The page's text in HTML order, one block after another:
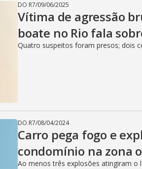
DO R7/09/06/2025
Vítima de agressão
boate no Rio fala
Quatro suspeitos foram presos; dois
DO R7/08/04/2024
Carro pega fogo e
condomínio na zona
Ao menos três explosões atingiram o